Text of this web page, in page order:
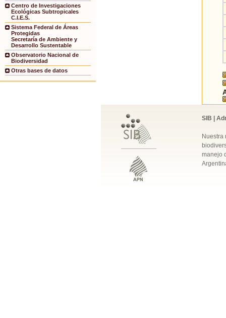
Centro de Investigaciones
Ecológicas Subtropicales
C.I.E.S.
Sistema Federal de Áreas
Protegidas
Secretaría de Ambiente y
Desarrollo Sustentable
Observatorio Nacional de
Biodiversidad
Otras bases de datos
SIB |
Nuestra
manejo